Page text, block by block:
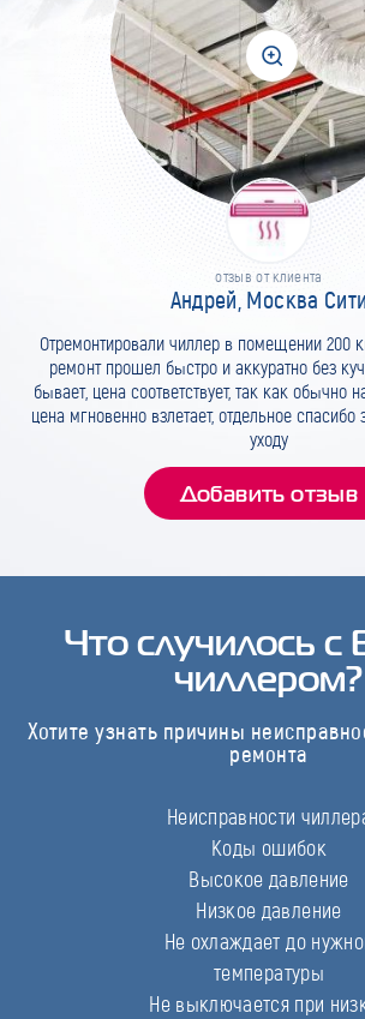
отзыв от клиента
Андрей, Москва Сити
Отремонтировали чиллер в помещении 200
ремонт прошел быстро и аккуратно без
бывает, цена соответствует, так как
цена мгновенно взлетает, отдельное
уходу
Добавить отзыв
Что случилось
чиллером?
Хотите узнать причины
ремонта
Неисправности
Коды ошибок
Высокое давление
Низкое давление
Не охлаждает до
температуры
Не выключается при